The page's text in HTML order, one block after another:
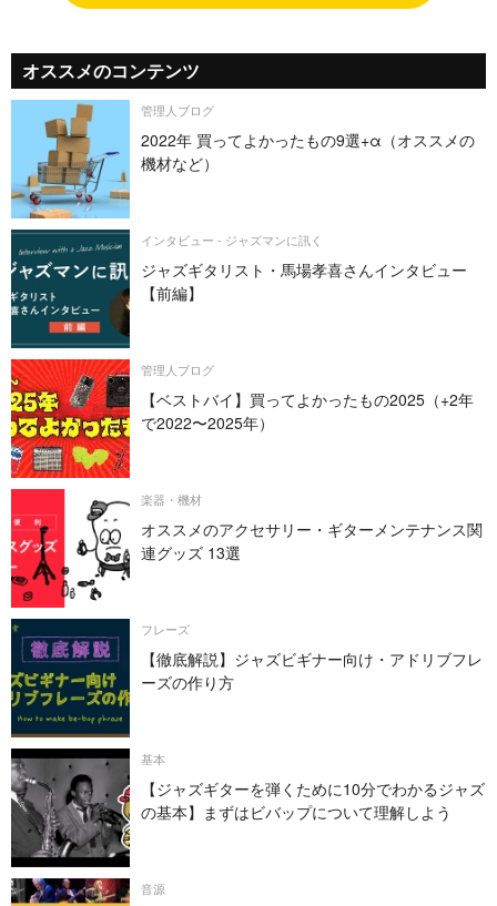
オススメのコンテンツ
管理人ブログ
2022年 買ってよかったもの9選+α（オススメの
機材など）
インタビュー - ジャズマンに訊く
ジャズギタリスト・馬場孝喜さんインタビュー
【前編】
管理人ブログ
【ベストバイ】買ってよかったもの2025（+2年
で2022〜2025年）
楽器・機材
オススメのアクセサリー・ギターメンテナンス関
連グッズ 13選
フレーズ
【徹底解説】ジャズビギナー向け・アドリブフレ
ーズの作り方
基本
【ジャズギターを弾くために10分でわかるジャズ
の基本】まずはビバップについて理解しよう
音源